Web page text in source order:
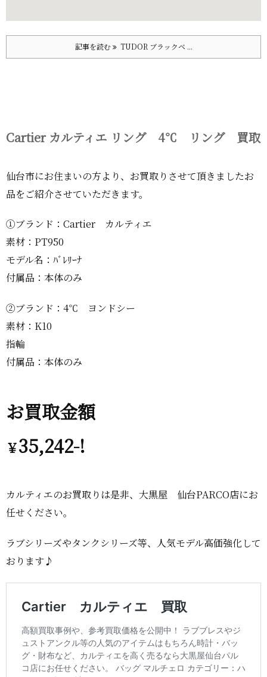
記事を読む TUDOR ブラックベ ...
Cartier カルティエ リング 4℃ リング 買取
仙台市にお住まいの方より、お買取りさせて頂きましたお
品をご紹介させていただきます。
①ブランド：Cartier カルティエ
素材：PT950
モデル名：ﾊﾞﾚﾘｰﾅ
付属品：本体のみ
②ブランド：4℃ ヨンドシー
素材：K10
指輪
付属品：本体のみ
お買取金額
￥35,242-!
カルティエのお買取りは是非、大黒屋 仙台PARCO店にお
任せください。
ラブシリーズやタンクシリーズ等、人気モデル高価強化して
おります♪